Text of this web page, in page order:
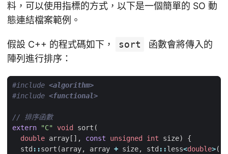
料，可以使用指標的方式，以下是一個簡單的 SO 動
態連結檔案範例。
假設 C++ 的程式碼如下， sort
函數會將傳入的
陣列進行排序：
#include <algorithm>
#include <functional>
extern
"C" void sort (
double array [], const unsigned int size)
{
std ::sort (array, array + size, std ::less<double>